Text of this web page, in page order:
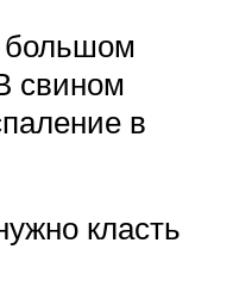
большом
свином
в
класть